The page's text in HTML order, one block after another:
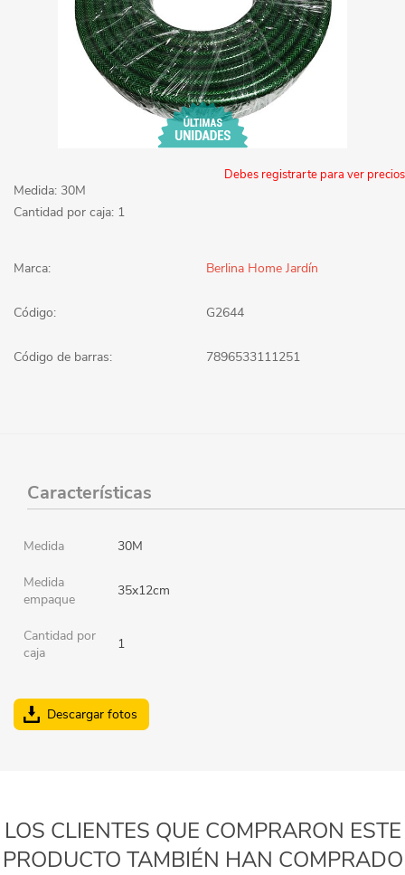
Debes registrarte para ver precios
Medida: 30M
Cantidad por caja: 1
Marca: Berlina Home Jardín
Código: G2644
Código de barras: 7896533111251
Características
Medida 30M
Medida
empaque
35x12cm
Cantidad por
caja
1
Descargar fotos
LOS CLIENTES QUE COMPRARON ESTE
PRODUCTO TAMBIÉN HAN COMPRADO